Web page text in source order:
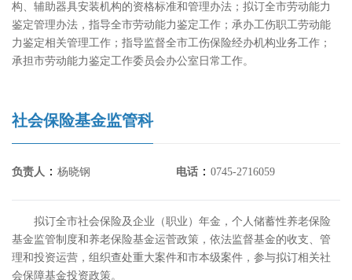
构、辅助器具安装机构的资格标准和管理办法；拟订全市劳动能力
鉴定管理办法，指导全市劳动能力鉴定工作；承办工伤职工劳动能
力鉴定相关管理工作；指导监督全市工伤保险经办机构业务工作；
承担市劳动能力鉴定工作委员会办公室日常工作。
社会保险基金监管科
负责人 ： 杨晓钢 电话 ： 0745-2716059
拟订全市社会保险及企业（职业）年金，个人储蓄性养老保险
基金监管制度和养老保险基金运菅政策，依法监督基金的收支、管
理和投资运营，组织查处重大案件和市本级案件，参与拟订相关社
会保障基金投资政策。